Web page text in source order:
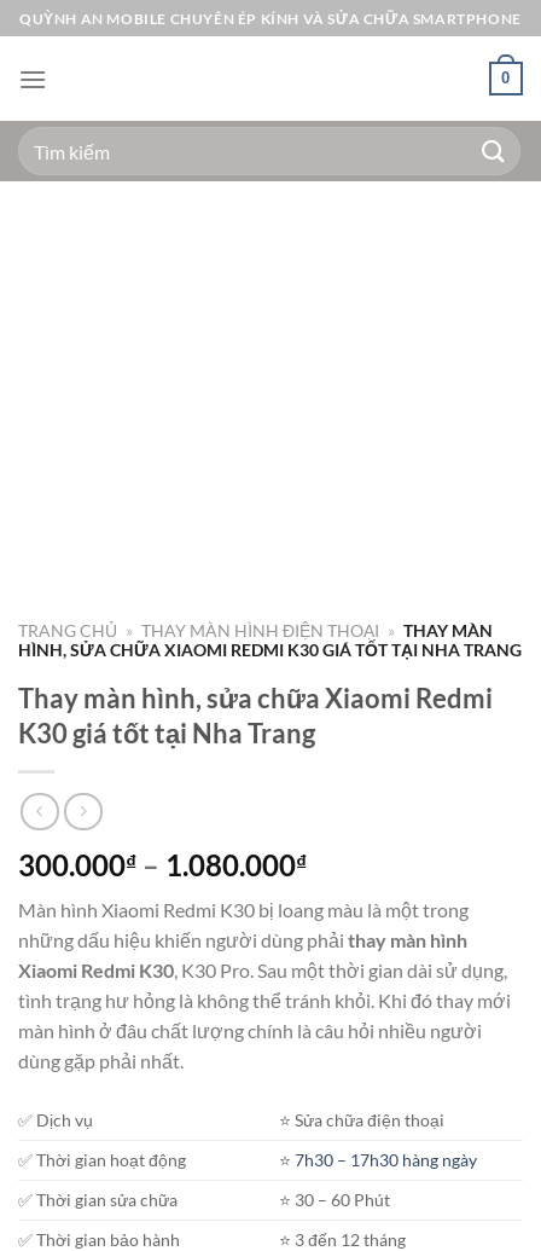
Bỏ
qua
nội
QUỲNH AN MOBILE CHUYÊN ÉP KÍNH VÀ SỬA CHỮA SMARTPHONE
0
Tìm
kiếm:
TRANG CHỦ » THAY MÀN HÌNH ĐIỆN THOẠI » THAY MÀN
HÌNH, SỬA CHỮA XIAOMI REDMI K30 GIÁ TỐT TẠI NHA TRANG
Thay màn hình, sửa chữa Xiaomi Redmi
K30 giá tốt tại Nha Trang
300.000₫ – 1.080.000₫Khoảng
từ
300.000₫
đến
1.080.000₫
Màn hình Xiaomi Redmi K30 bị loang màu là một trong
những dấu hiệu khiến người dùng phải thay màn hình
Xiaomi Redmi K30, K30 Pro. Sau một thời gian dài sử dụng,
tình trạng hư hỏng là không thể tránh khỏi. Khi đó thay mới
màn hình ở đâu chất lượng chính là câu hỏi nhiều người
dùng gặp phải nhất.
✅ Dịch vụ
⭐️ Sửa chữa điện thoại
✅ Thời gian hoạt động
⭐️7h30 – 17h30 hàng ngày
✅ Thời gian sửa chữa
⭐️ 30 – 60 Phút
✅ Thời gian bảo hành
⭐️ 3 đến 12 tháng